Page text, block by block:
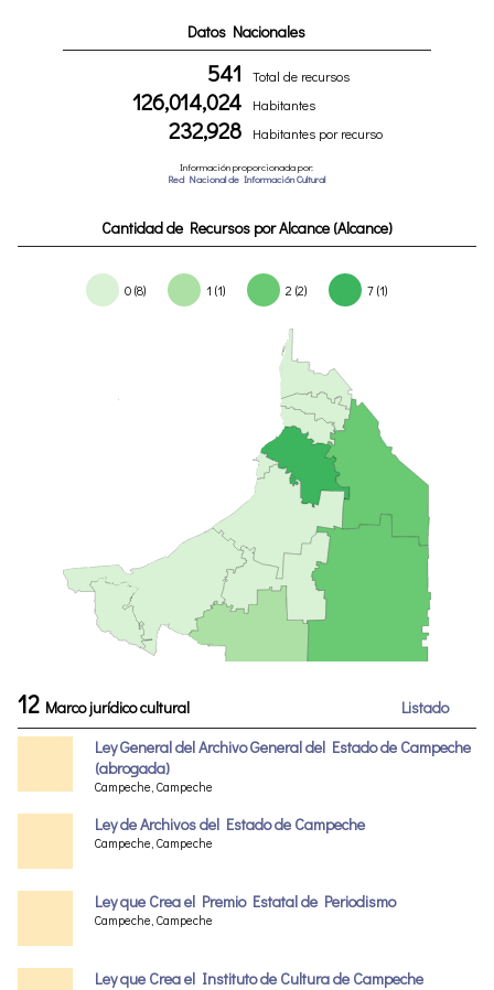
Datos Nacionales
541 Total de recursos
126,014,024 Habitantes
232,928 Habitantes por recurso
Información proporcionada por:
Red Nacional de Información Cultural
12 Marco jurídico cultural
Listado
Ley General del Archivo General del Estado de Campeche
(abrogada)
Campeche, Campeche
Ley de Archivos del Estado de Campeche
Campeche, Campeche
Ley que Crea el Premio Estatal de Periodismo
Campeche, Campeche
Ley que Crea el Instituto de Cultura de Campeche
Cantidad de Recursos por Alcance (Alcance)
0 (8) 1 (1) 2 (2) 7 (1)